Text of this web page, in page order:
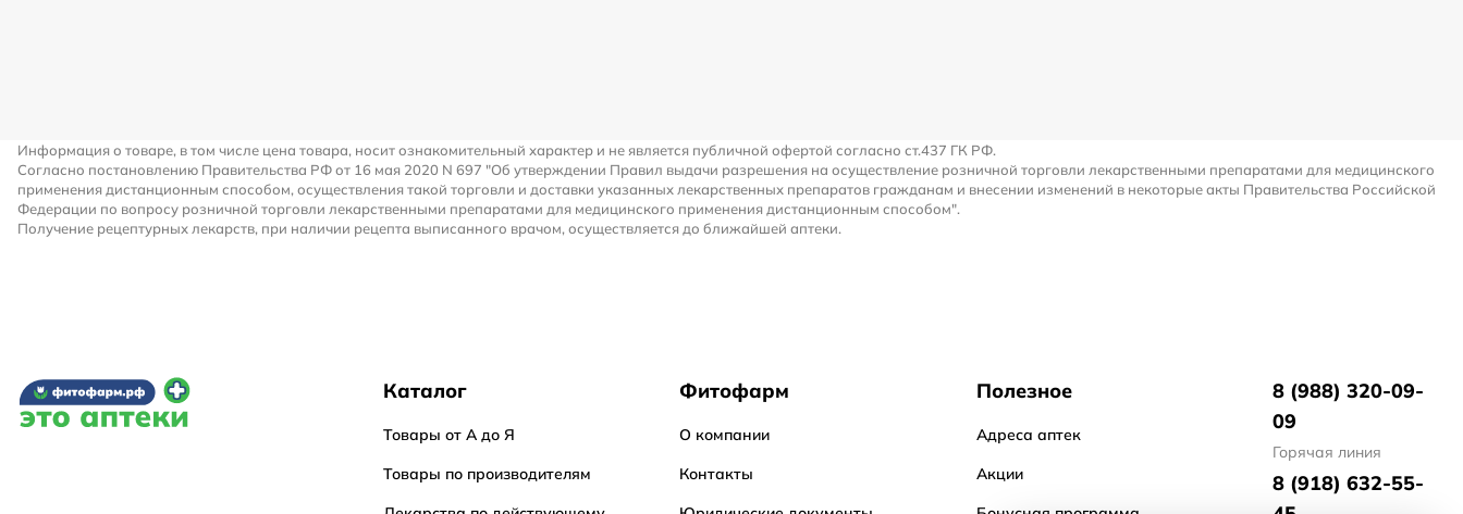
Информация о товаре, в том числе цена товара, носит ознакомительный характер и не является публичной офертой согласно ст.437 ГК РФ.
Согласно постановлению Правительства РФ от 16 мая 2020 N 697 "Об утверждении Правил выдачи разрешения на осуществление розничной торговли лекарственными препаратами для медицинского
применения дистанционным способом, осуществления такой торговли и доставки указанных лекарственных препаратов гражданам и внесении изменений в некоторые акты Правительства Российской
Федерации по вопросу розничной торговли лекарственными препаратами для медицинского применения дистанционным способом".
Получение рецептурных лекарств, при наличии рецепта выписанного врачом, осуществляется до ближайшей аптеки.
Каталог
Товары от А до Я
Товары по производителям
Фитофарм
О компании
Контакты
Полезное
Адреса аптек
Акции
8 (988) 320-09-
09
Горячая линия
8 (918) 632-55-